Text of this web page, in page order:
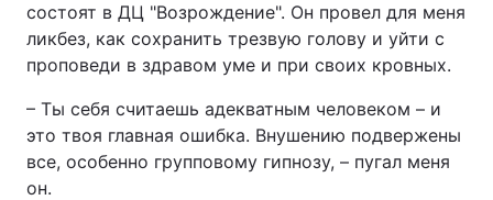
состоят в ДЦ "Возрождение". Он провел для меня
ликбез, как сохранить трезвую голову и уйти с
проповеди в здравом уме и при своих кровных.
– Ты себя считаешь адекватным человеком – и
это твоя главная ошибка. Внушению подвержены
все, особенно групповому гипнозу, – пугал меня
он.